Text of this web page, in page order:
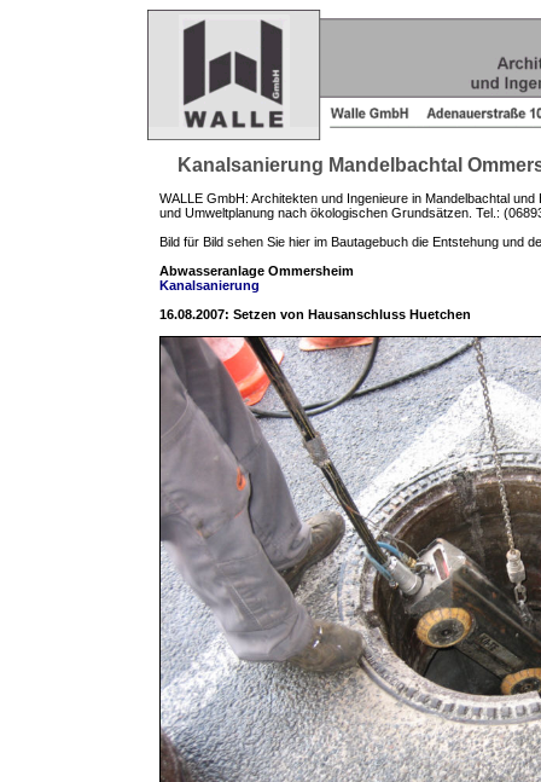
Kanalsanierung Mandelbachtal
WALLE GmbH: Architekten und Ingenieure in Mandelbachtal
und Umweltplanung nach ökologischen Grundsätzen. Tel.:
Bild für Bild sehen Sie hier im Bautagebuch die Entstehung und
Abwasseranlage Ommersheim
Kanalsanierung
16.08.2007: Setzen von Hausanschluss Huetchen